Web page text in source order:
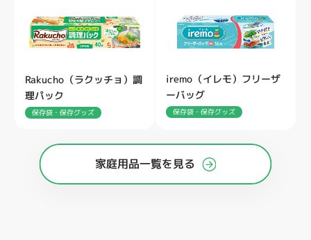
Rakucho（ラクッチョ）調
理パック
保存袋・保存グッズ
iremo（イレモ）フリーザ
ーバッグ
保存袋・保存グッズ
家庭用品一覧を見る